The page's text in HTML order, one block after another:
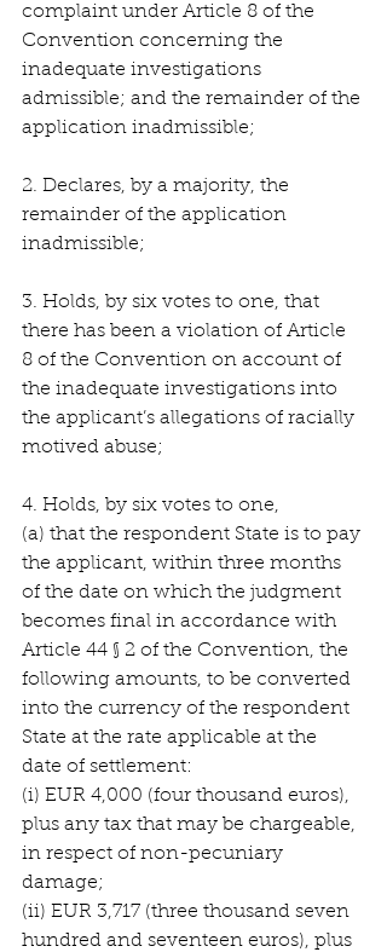
complaint under Article 8 of the
Convention concerning the
inadequate investigations
admissible; and the remainder of the
application inadmissible;
2. Declares, by a majority, the
remainder of the application
inadmissible;
3. Holds, by six votes to one, that
there has been a violation of Article
8 of the Convention on account of
the inadequate investigations into
the applicant’s allegations of racially
motived abuse;
4. Holds, by six votes to one,
(a) that the respondent State is to pay
the applicant, within three months
of the date on which the judgment
becomes final in accordance with
Article 44 § 2 of the Convention, the
following amounts, to be converted
into the currency of the respondent
State at the rate applicable at the
date of settlement:
(i) EUR 4,000 (four thousand euros),
plus any tax that may be chargeable,
in respect of non-pecuniary
damage;
(ii) EUR 3,717 (three thousand seven
hundred and seventeen euros), plus